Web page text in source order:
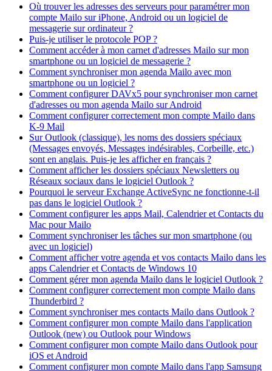
Où trouver les adresses des serveurs pour paramétrer mon
compte Mailo sur iPhone, Android ou un logiciel de
messagerie sur ordinateur ?
Puis-je utiliser le protocole POP ?
Comment accéder à mon carnet d'adresses Mailo sur mon
smartphone ou un logiciel de messagerie ?
Comment synchroniser mon agenda Mailo avec mon
smartphone ou un logiciel ?
Comment configurer DAVx5 pour synchroniser mon carnet
d'adresses ou mon agenda Mailo sur Android
Comment configurer correctement mon compte Mailo dans
K-9 Mail
Sur Outlook (classique), les noms des dossiers spéciaux
(Messages envoyés, Messages indésirables, Corbeille, etc.)
sont en anglais. Puis-je les afficher en français ?
Comment afficher les dossiers spéciaux Newsletters ou
Réseaux sociaux dans le logiciel Outlook ?
Pourquoi le serveur Exchange ActiveSync ne fonctionne-t-il
pas dans le logiciel Outlook ?
Comment configurer les apps Mail, Calendrier et Contacts du
Mac pour Mailo
Comment synchroniser les tâches sur mon smartphone (ou
avec un logiciel)
Comment afficher votre agenda et vos contacts Mailo dans les
apps Calendrier et Contacts de Windows 10
Comment gérer mon agenda Mailo dans le logiciel Outlook ?
Comment configurer correctement mon compte Mailo dans
Thunderbird ?
Comment synchroniser mes contacts Mailo dans Outlook ?
Comment configurer mon compte Mailo dans l'application
Outlook (new) ou Outlook pour Windows
Comment configurer mon compte Mailo dans Outlook pour
iOS et Android
Comment configurer mon compte Mailo dans l'app Samsung